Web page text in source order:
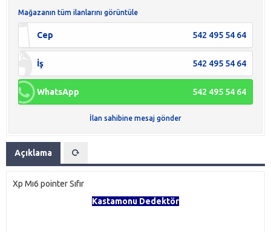
Mağazanın tüm ilanlarını görüntüle
Cep 542 495 54 64
İş 542 495 54 64
WhatsApp 542 495 54 64
İlan sahibine mesaj gönder
Açıklama
Xp Mı6 pointer Sıfır
Kastamonu Dedektör